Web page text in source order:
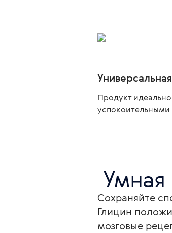
Продукт
успокоительными
Сохраняйте
Глицин
мозговые